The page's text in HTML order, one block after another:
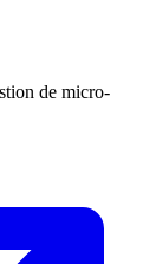
de micro-